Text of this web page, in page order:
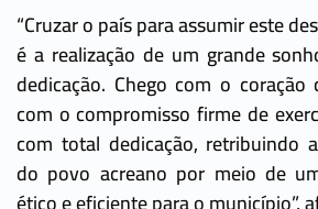
“Cruzar o país para assumir este
é a realização de um grande
dedicação. Chego com o
com o compromisso firme de
com total dedicação, retribuindo
do povo acreano por meio de